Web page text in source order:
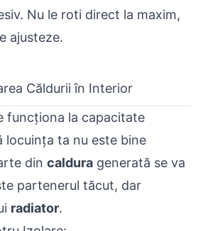
Nu le roti direct la maxim,
ajusteze.
Căldurii în Interior
funcționa la capacitate
locuința ta nu este bine
din caldura generată se va
partenerul tăcut, dar
radiator.